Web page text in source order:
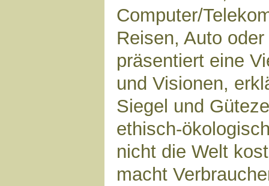
Computer/
Reisen, Auto
präsentiert eine
und Visionen,
Siegel und
ethisch-
nicht die Welt
macht